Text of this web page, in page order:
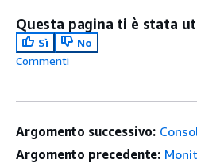
Questa pagina ti è stata
Sì
No
Commenti
Argomento successivo:
Argomento precedente: